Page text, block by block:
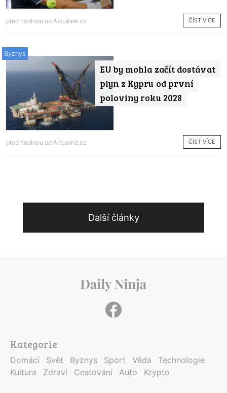
před hodinou od Aktuálně.cz ČÍST VÍCE
EU by mohla začít dostávat
plyn z Kypru od první
poloviny roku 2028
Byznys
před hodinou od Aktuálně.cz ČÍST VÍCE
Další články
Kategorie
Domácí Svět Byznys Sport Věda
Technologie
Kultura
Zdraví Cestování Auto Krypto